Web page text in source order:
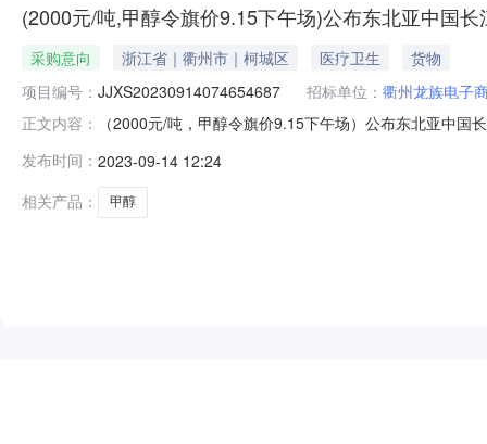
(2000元/吨,甲醇令旗价9.15下午场)公布东北亚中国
采购意向 浙江省｜衢州市｜柯城区 医疗卫生
货物
项目编号： JJXS20230914074654687 招标单位： 衢州龙族电子
正文内容：
（2000元/吨，甲醇令旗价9.15下午场）公布东北亚中
场）公布东北亚中国长江口“甲醇”中下游主体采购意向
发布时间： 2023-09-14 12:24
相关产品：
甲醇